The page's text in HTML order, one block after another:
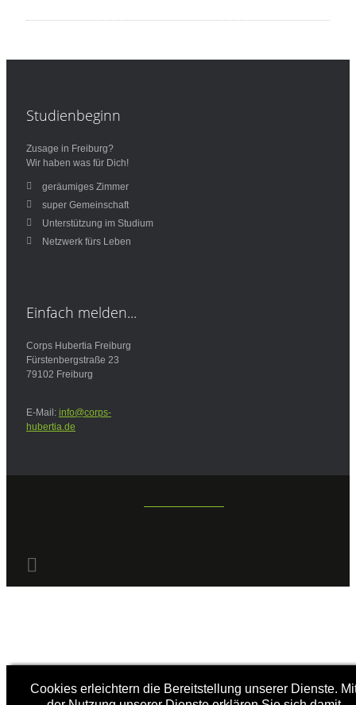
Studienbeginn
Zusage in Freiburg?
Wir haben was für Dich!
geräumiges Zimmer
super Gemeinschaft
Unterstützung im Studium
Netzwerk fürs Leben
Einfach melden...
Corps Hubertia Freiburg
Fürstenbergstraße 23
79102 Freiburg
E-Mail: info@corps-
hubertia.de
Cookies erleichtern die Bereitstellung unserer Dienste.